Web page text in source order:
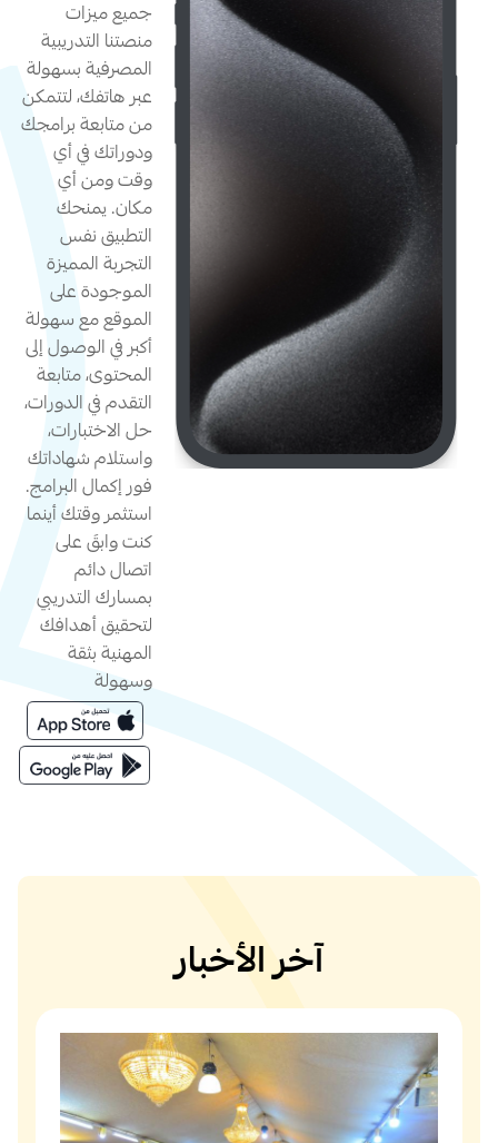
جميع ميزات
منصتنا التدريبية
المصرفية بسهولة
عبر هاتفك، لتتمكن
من متابعة برامجك
ودوراتك في أي
وقت ومن أي
مكان. يمنحك
التطبيق نفس
التجربة المميزة
الموجودة على
الموقع مع سهولة
أكبر في الوصول إلى
المحتوى، متابعة
التقدم في الدورات،
حل الاختبارات،
واستلام شهاداتك
فور إكمال البرامج.
استثمر وقتك أينما
كنت وابقَ على
اتصال دائم
بمسارك التدريبي
لتحقيق أهدافك
المهنية بثقة
وسهولة
آخر الأخبار